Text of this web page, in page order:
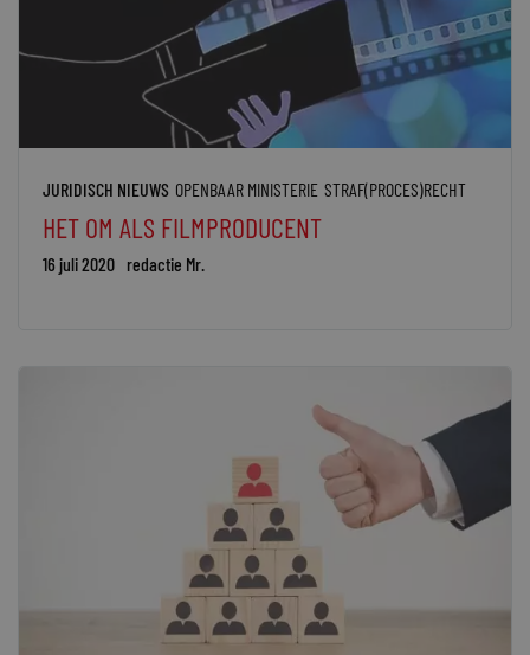
JURIDISCH NIEUWS OPENBAAR MINISTERIE STRAF(PROCES)RECHT
HET OM ALS FILMPRODUCENT
16 juli 2020 redactie Mr.